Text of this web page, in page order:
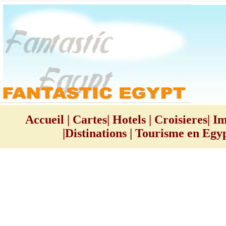
Accueil | Cartes| Hotels| Croisieres|
|Distinations | Tourisme en